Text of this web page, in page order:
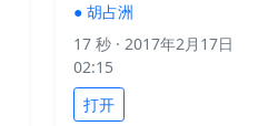
● 胡占洲
17 秒 · 2017年2月17日
02:15
打开